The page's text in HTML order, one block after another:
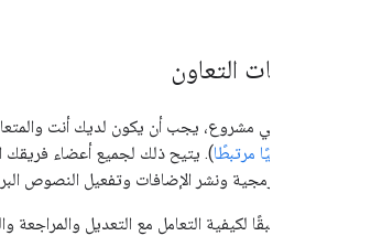
أساسيات التعاون
للتعاون في مشروع، يجب أن يكون لديك أنت
نصًا برمجيًا مرتبطًا). يتيح ذلك لجميع أعضاء فريقك
الرموز البرمجية ونشر الإضافات وتفعيل النصوص
خطِّط مسبقًا لكيفية التعامل مع التعديل